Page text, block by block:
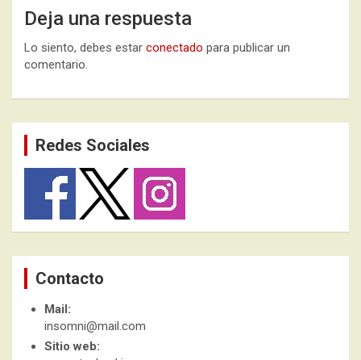
Deja una respuesta
Lo siento, debes estar conectado para publicar un
comentario.
Redes Sociales
Contacto
Mail:
insomni@mail.com
Sitio web: